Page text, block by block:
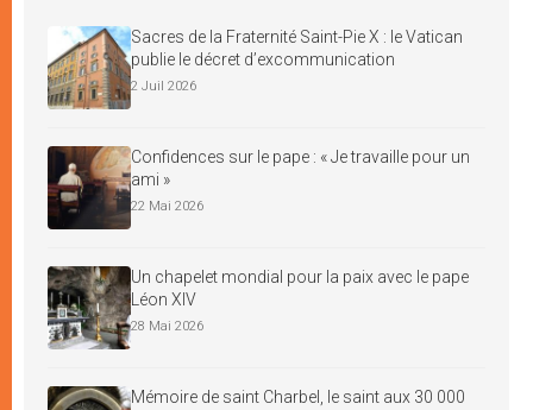
Sacres de la Fraternité Saint-Pie X : le Vatican
publie le décret d’excommunication
2 Juil 2026
Confidences sur le pape : « Je travaille pour un
ami »
22 Mai 2026
Un chapelet mondial pour la paix avec le pape
Léon XIV
28 Mai 2026
Mémoire de saint Charbel, le saint aux 30 000